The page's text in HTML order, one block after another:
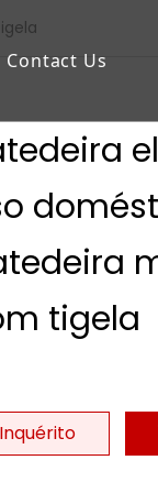
Contact Us
tigela
Inquérito